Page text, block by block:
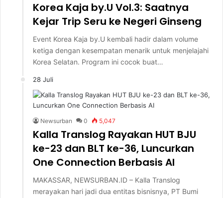
Korea Kaja by.U Vol.3: Saatnya
Kejar Trip Seru ke Negeri Ginseng
Event Korea Kaja by.U kembali hadir dalam volume
ketiga dengan kesempatan menarik untuk menjelajahi
Korea Selatan. Program ini cocok buat…
28 Juli
Newsurban 0 5,047
Kalla Translog Rayakan HUT BJU
ke-23 dan BLT ke-36, Luncurkan
One Connection Berbasis AI
MAKASSAR, NEWSURBAN.ID – Kalla Translog
merayakan hari jadi dua entitas bisnisnya, PT Bumi